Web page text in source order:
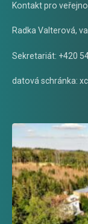
Kontakt pro
Radka Valterová,
Sekretariát: +420
datová schránka: